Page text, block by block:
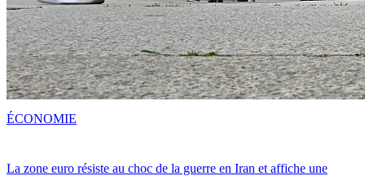
La zone euro résiste au choc de la guerre en Iran et affiche une
ÉCONOMIE